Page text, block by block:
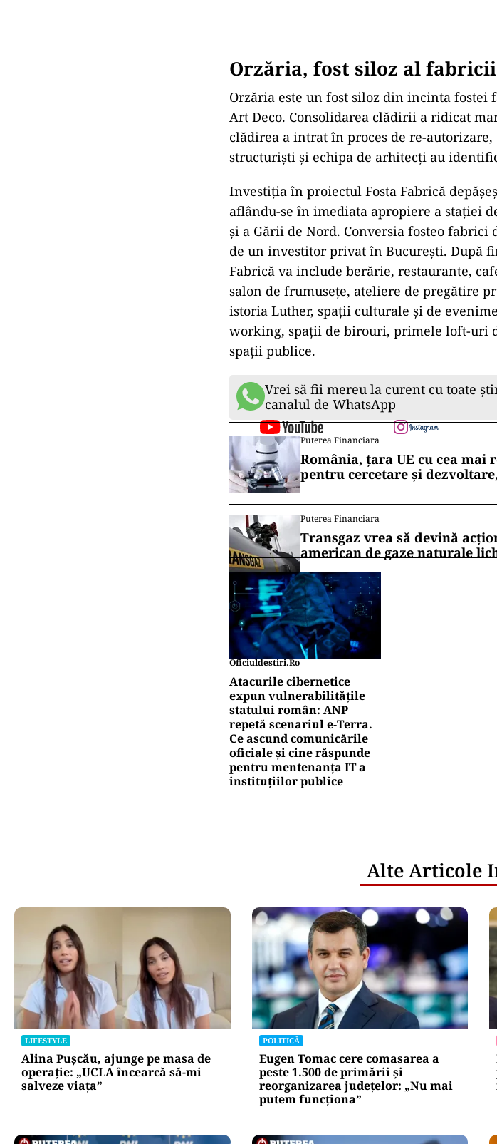
Orzăria, fost siloz al
Orzăria este un fost siloz din incinta fostei
Art Deco. Consolidarea clădirii a ridicat
clădirea a intrat în proces de re-
structuriști și echipa de arhitecți au
Investiția în proiectul Fosta Fabrică
aflându-se în imediata apropiere a stației
și a Gării de Nord. Conversia fosteo fabrici
de un investitor privat în București. După
Fabrică va include berărie, restaurante,
salon de frumusețe, ateliere de pregătire
istoria Luther, spații culturale și de
working, spații de birouri, primele loft-uri
spații publice.
Vrei să fii mereu la curent cu toate
canalul de WhatsApp
Puterea Financiara
România, țara UE cu cea mai
pentru cercetare și
Puterea Financiara
Transgaz vrea să devină
american de gaze naturale
Oficiuldestiri.ro
Atacurile cibernetice
expun vulnerabilitățile
statului român: ANP
repetă scenariul e‑Terra.
Ce ascund comunicările
oficiale și cine răspunde
pentru mentenanța IT a
instituțiilor publice
Alte Articole
LIFESTYLE
Alina Pușcău, ajunge pe masa de
operație: „UCLA încearcă să-mi
salveze viața”
POLITICĂ
Eugen Tomac cere comasarea a
peste 1.500 de primării și
reorganizarea județelor: „Nu mai
putem funcționa”